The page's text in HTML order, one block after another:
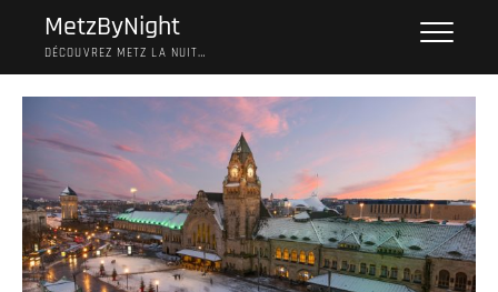
content
MetzByNight
DÉCOUVREZ METZ LA NUIT…